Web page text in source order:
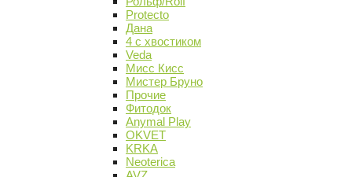
Protecto
Дана
4 с хвостиком
Veda
Мисс Кисс
Мистер Бруно
Прочие
Фитодок
Anymal Play
OKVET
KRKA
Neoterica